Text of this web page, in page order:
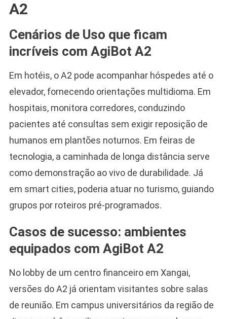
A2
Cenários de Uso que ficam
incríveis com AgiBot A2
Em hotéis, o A2 pode acompanhar hóspedes até o
elevador, fornecendo orientações multidioma. Em
hospitais, monitora corredores, conduzindo
pacientes até consultas sem exigir reposição de
humanos em plantões noturnos. Em feiras de
tecnologia, a caminhada de longa distância serve
como demonstração ao vivo de durabilidade. Já
em smart cities, poderia atuar no turismo, guiando
grupos por roteiros pré-programados.
Casos de sucesso: ambientes
equipados com AgiBot A2
No lobby de um centro financeiro em Xangai,
versões do A2 já orientam visitantes sobre salas
de reunião. Em campus universitários da região de